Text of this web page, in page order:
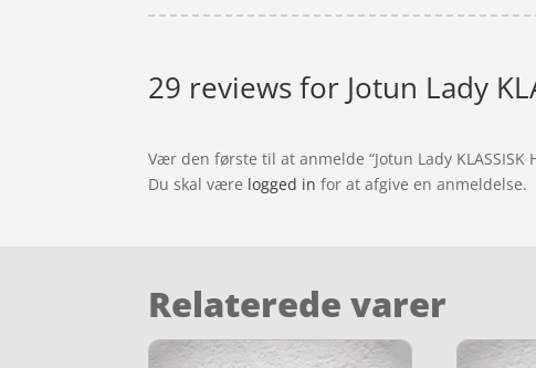
29 reviews for Jotun Lady
Vær den første til at anmelde “Jotun Lady KLASSISK
Du skal være logged in for at afgive en anmeldelse.
Relaterede varer